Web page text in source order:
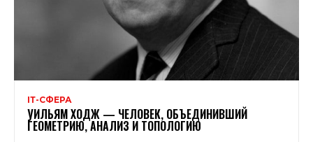
ІТ-СФЕРА
УИЛЬЯМ ХОДЖ — ЧЕЛОВЕК, ОБЪЕДИНИВШИЙ
ГЕОМЕТРИЮ, АНАЛИЗ И ТОПОЛОГИЮ